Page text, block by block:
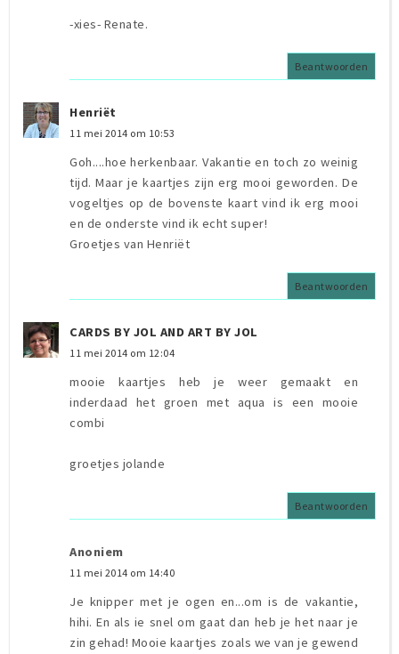
-xies- Renate.
Beantwoorden
Henriët
11 mei 2014 om 10:53
Goh....hoe herkenbaar. Vakantie en toch zo weinig
tijd. Maar je kaartjes zijn erg mooi geworden. De
vogeltjes op de bovenste kaart vind ik erg mooi
en de onderste vind ik echt super!
Groetjes van Henriët
Beantwoorden
CARDS BY JOL AND ART BY JOL
11 mei 2014 om 12:04
mooie kaartjes heb je weer gemaakt en
inderdaad het groen met aqua is een mooie
combi
groetjes jolande
Beantwoorden
Anoniem
11 mei 2014 om 14:40
Je knipper met je ogen en...om is de vakantie,
hihi. En als ie snel om gaat dan heb je het naar je
zin gehad! Mooie kaartjes zoals we van je gewend